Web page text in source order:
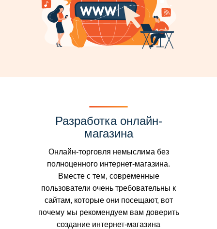
Разработка онлайн-
магазина
Онлайн-торговля немыслима без
полноценного интернет-магазина.
Вместе с тем, современные
пользователи очень требовательны к
сайтам, которые они посещают, вот
почему мы рекомендуем вам доверить
создание интернет-магазина